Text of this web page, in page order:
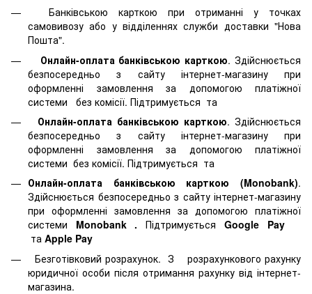
Банківською карткою при отриманні у точках
самовивозу або у відділеннях служби доставки "Нова
Пошта".
Онлайн-оплата банківською карткою. Здійснюється
безпосередньо з сайту інтернет-магазину при
оформленні замовлення за допомогою платіжної
системи
без комісії. Підтримується та
Онлайн-оплата банківською карткою. Здійснюється
безпосередньо з сайту інтернет-магазину при
оформленні замовлення за допомогою платіжної
системи без комісії. Підтримується та
Онлайн-оплата банківською карткою (Monobank).
Здійснюється безпосередньо з сайту інтернет-магазину
при оформленні замовлення за допомогою платіжної
системи Monobank .Підтримується Google Pay
та Apple Pay
Безготівковий розрахунок. З розрахункового рахунку
юридичної особи після отримання рахунку від інтернет-
магазина.